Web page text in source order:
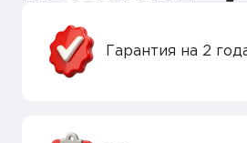
Гарантия на 2